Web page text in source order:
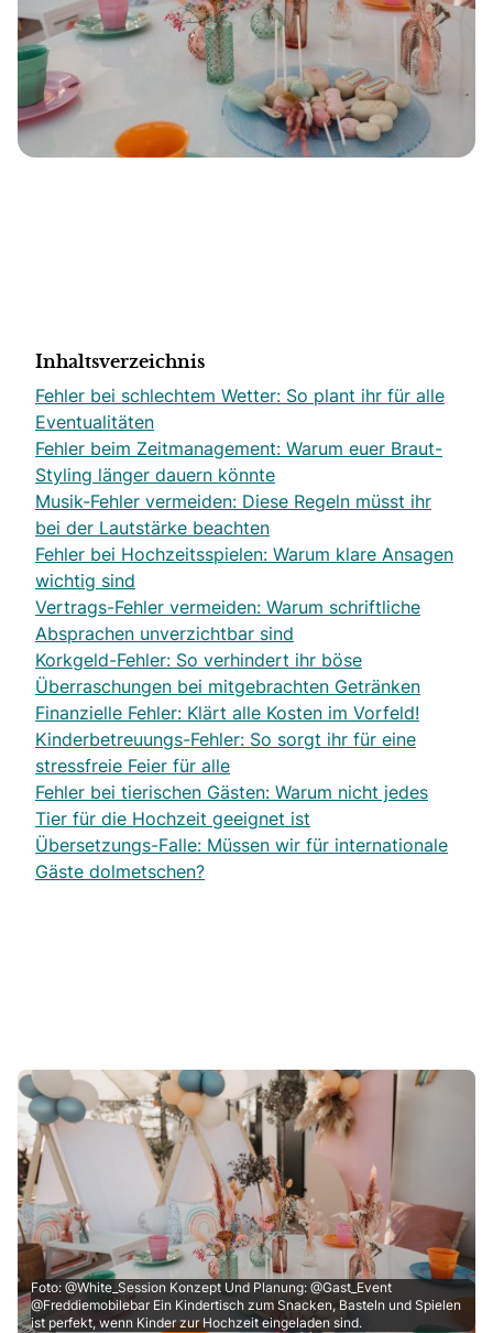
Inhaltsverzeichnis
Fehler bei schlechtem Wetter: So plant ihr für alle
Eventualitäten
Fehler beim Zeitmanagement: Warum euer Braut-
Styling länger dauern könnte
Musik-Fehler vermeiden: Diese Regeln müsst ihr
bei der Lautstärke beachten
Fehler bei Hochzeitsspielen: Warum klare Ansagen
wichtig sind
Vertrags-Fehler vermeiden: Warum schriftliche
Absprachen unverzichtbar sind
Korkgeld-Fehler: So verhindert ihr böse
Überraschungen bei mitgebrachten Getränken
Finanzielle Fehler: Klärt alle Kosten im Vorfeld!
Kinderbetreuungs-Fehler: So sorgt ihr für eine
stressfreie Feier für alle
Fehler bei tierischen Gästen: Warum nicht jedes
Tier für die Hochzeit geeignet ist
Übersetzungs-Falle: Müssen wir für internationale
Gäste dolmetschen?
Foto: @White_Session Konzept Und Planung: @Gast_Event
@Freddiemobilebar Ein Kindertisch zum Snacken, Basteln und Spielen
ist perfekt, wenn Kinder zur Hochzeit eingeladen sind.